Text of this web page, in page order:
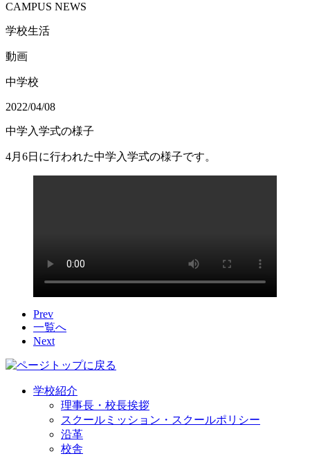
CAMPUS NEWS
学校生活
動画
中学校
2022/04/08
中学入学式の様子
4月6日に行われた中学入学式の様子です。
Prev
一覧へ
Next
学校紹介
理事長・校長挨拶
スクールミッション・スクールポリシー
沿革
校舎